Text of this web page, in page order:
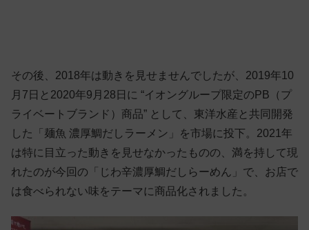
その後、2018年は動きを見せませんでしたが、2019年10
月7日と2020年9月28日に “イオングループ限定のPB（プ
ライベートブランド）商品” として、東洋水産と共同開発
した「麺魚 濃厚鯛だしラーメン」を市場に投下。2021年
は特に目立った動きを見せなかったものの、満を持して現
れたのが今回の「じわ辛濃厚鯛だしらーめん」で、お店で
は食べられない味をテーマに商品化されました。